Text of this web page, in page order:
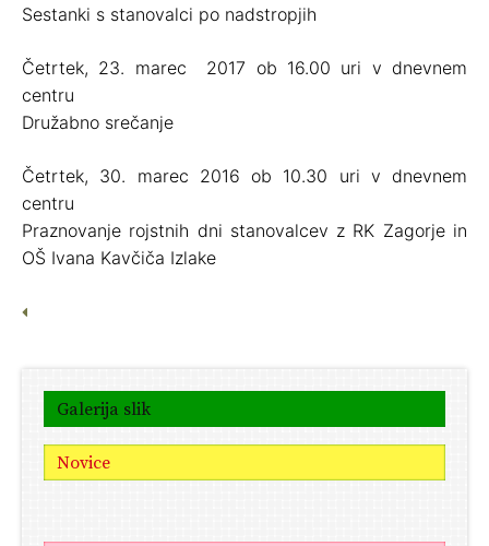
Sestanki s stanovalci po nadstropjih
Četrtek, 23. marec 2017 ob 16.00 uri v dnevnem
centru
Družabno srečanje
Četrtek, 30. marec 2016 ob 10.30 uri v dnevnem
centru
Praznovanje rojstnih dni stanovalcev z RK Zagorje in
OŠ Ivana Kavčiča Izlake
Galerija slik
Novice